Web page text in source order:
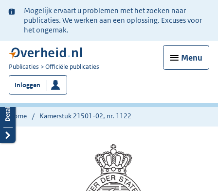
Ter
informatie:
Mogelijk ervaart u problemen met het zoeken naar
publicaties. We werken aan een oplossing. Excuses voor
het ongemak.
Menu
U
bent
nu
hier:
Publicaties Officiële publicaties
Inloggen
Home Kamerstuk 21501-02, nr. 1122